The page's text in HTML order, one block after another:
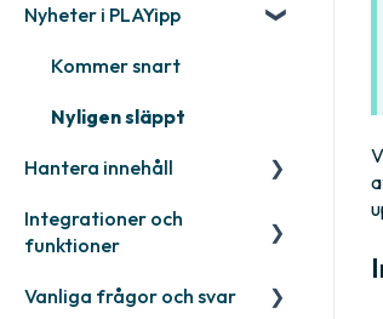
skärmar
Webinar
PLAYport
LG
Samsung
Philips
Övriga
Nyheter i PLAYipp
Kommer snart
Nyligen släppt
Hantera innehåll
Publicera filer
Integrationer och
funktioner
Third party widgets
Vanliga frågor och svar